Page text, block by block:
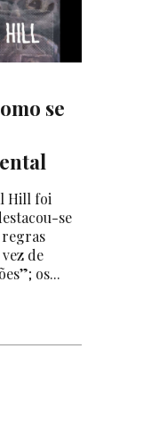
se
Hill foi
se
de
os...